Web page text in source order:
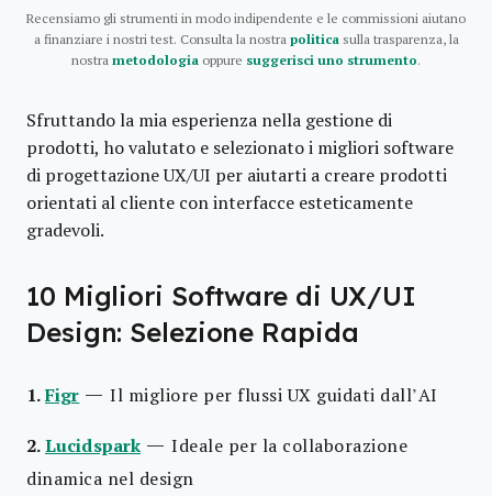
Recensiamo gli strumenti in modo indipendente e le commissioni aiutano
a finanziare i nostri test. Consulta la nostra politica sulla trasparenza, la
nostra metodologia oppure suggerisci uno strumento.
Sfruttando la mia esperienza nella gestione di
prodotti, ho valutato e selezionato i migliori software
di progettazione UX/UI per aiutarti a creare prodotti
orientati al cliente con interfacce esteticamente
gradevoli.
10 Migliori Software di UX/UI
Design: Selezione Rapida
1.Figr —Il migliore per flussi UX guidati dall’AI
2.Lucidspark — Ideale per la collaborazione
dinamica nel design